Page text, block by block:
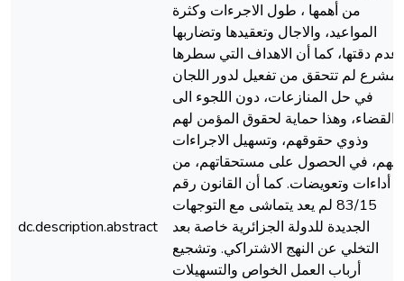
dc.description.abstract
من أهمها ، طول الاجرءات وكثرة
المواعيد، والاجال وتعقيدها وتضاربها
دقتها، كما أن الاهداف التي سطرها
لم تتحقق من تفعيل لدور اللجان
في حل المنازعات، دون اللجوء الى
القضاء، وهذا حماية لحقوق المؤمن لهم
وذوي حقوقهم، وتسهيل الاجراءات
في الحصول على مستحقاتهم، من
أداءات وتعويضات. كما أن القانون رقم
83/15 لم يعد يتماشى مع التوجهات
الجديدة للدولة الجزائرية خاصة بعد
التخلي عن النهج الاشتراكي. وتشجيع
أرباب العمل الخواص والتسهيلات